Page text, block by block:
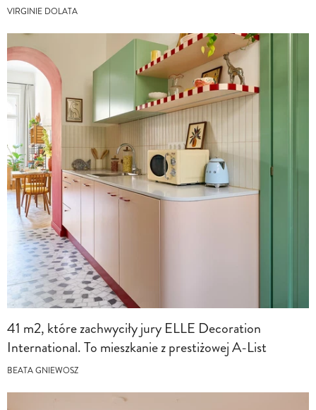
VIRGINIE DOLATA
41 m2, które zachwyciły jury ELLE Decoration
International. To mieszkanie z prestiżowej A-List
BEATA GNIEWOSZ